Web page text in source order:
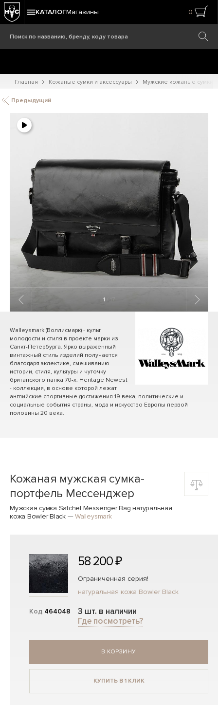
КАТАЛОГМагазины 0
Главная Кожаные сумки и аксессуары Мужские кожаные сумки
Предыдущий
1 / 17
Walleysmark (Воллисмарк) - культ
молодости и стиля в проекте марки из
Санкт-Петербурга. Ярко выраженный
винтажный стиль изделий получается
благодаря эклектике, смешиванию
истории, стиля, культуры и чуточку
британского панка 70-х. Heritage Newest
- коллекция, в основе которой лежат
английские спортивные достижения 19 века, политические и
социальные события страны, мода и искусство Европы первой
половины 20 века.
Кожаная мужская сумка-
портфель Мессенджер
Мужская сумка Satchel Messenger Bag натуральная
кожа Bowler Black—Walleysmark
Код 464048
58 200 ₽
Ограниченная серия!
натуральная кожа Bowler Black
3 шт. в наличии
Где посмотреть?
В КОРЗИНУ
КУПИТЬ В 1 КЛИК